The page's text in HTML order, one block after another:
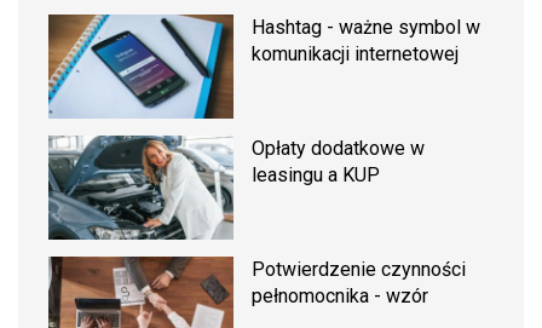
Hashtag - ważne symbol w
komunikacji internetowej
Opłaty dodatkowe w
leasingu a KUP
Potwierdzenie czynności
pełnomocnika - wzór